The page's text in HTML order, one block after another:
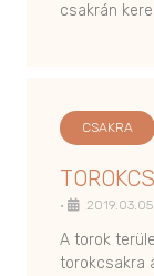
csakrán
CSAKRA
• 2019.03.05.
A torok
torokcsakra